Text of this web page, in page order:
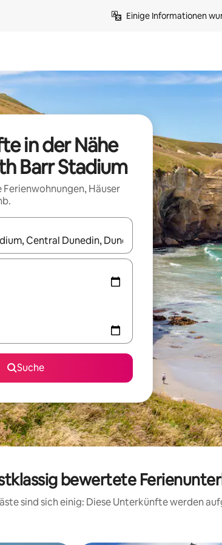
Einige Informationen
in der Nähe
Barr Stadium
Häuser
sind, navigiere mit den Pfeiltasten nach oben
Suche
bewertete
sind sich einig: Diese Unterkünfte werden